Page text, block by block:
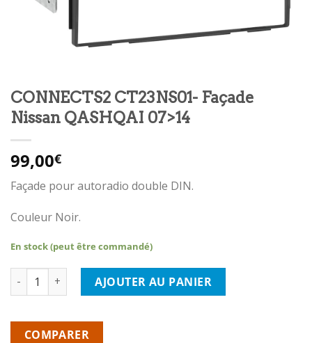
CONNECTS2 CT23NS01- Façade
Nissan QASHQAI 07>14
99,00€
Façade pour autoradio double DIN.
Couleur Noir.
En stock (peut être commandé)
quantité de CONNECTS2 CT23NS01- Façade Nissan QASHQAI
AJOUTER AU PANIER
COMPARER